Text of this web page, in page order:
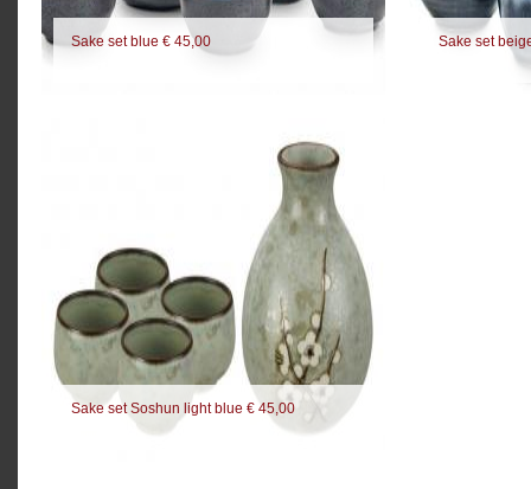
Sake set blue € 45,00 Sake set
Sake set Soshun light blue € 45,00